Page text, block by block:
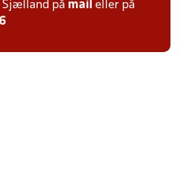
Sjælland på mail eller på